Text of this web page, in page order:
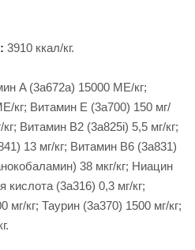
3910 ккал/кг.
A (3a672a) 15000 МЕ/кг;
кг; Витамин Е (3а700) 150 мг/
Витамин B2 (3a825i) 5,5 мг/кг;
13 мг/кг; Витамин B6 (3a831)
38 мкг/кг; Ниацин
кислота (3a316) 0,3 мг/кг;
кг; Таурин (3a370) 1500 мг/кг;